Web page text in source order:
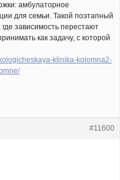
амбулаторное
для семьи. Такой поэтапный
зависимость перестают
как задачу, с которой
klinika-kolomna2-
#11600